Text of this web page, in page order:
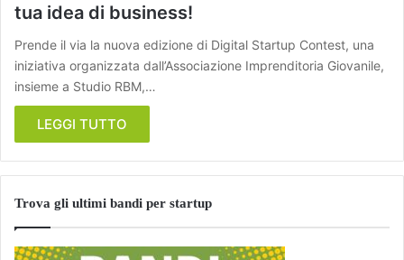
tua idea di business!
Prende il via la nuova edizione di Digital Startup Contest, una
iniziativa organizzata dall’Associazione Imprenditoria Giovanile,
insieme a Studio RBM,…
LEGGI TUTTO
Trova gli ultimi bandi per startup